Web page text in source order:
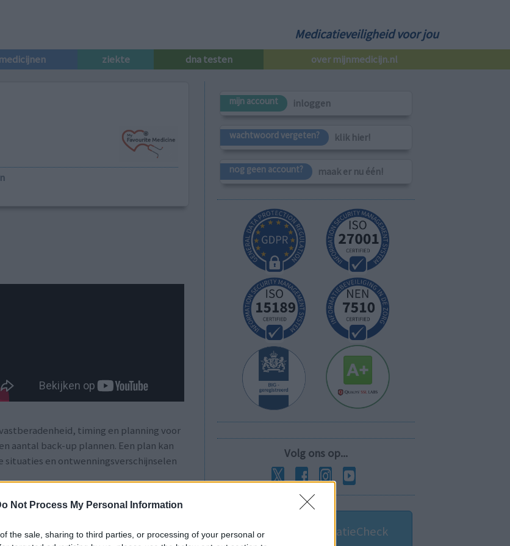
Not Process My Personal Information
the sale, sharing to third parties, or processing of your personal or
Medicatieveiligheid voor jou
medicijnen ziekte dna testen over mijnmedicijn.nl
timing en planning voor
aantal back-up plannen. Een plan kan
en ontwenningsverschijnselen
je hulpmiddelen gebruikt.
of pleisters, het gebruik van
van verslaving. Al mijn tips zijn in
mijn account inloggen
wachtwoord vergeten? klik hier!
nog geen account? maak er nu één!
Volg ons op...
MedicatieCombinatieCheck